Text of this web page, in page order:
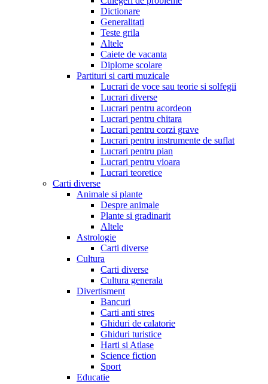
Dictionare
Generalitati
Teste grila
Altele
Caiete de vacanta
Diplome scolare
Partituri si carti muzicale
Lucrari de voce sau teorie si solfegii
Lucrari diverse
Lucrari pentru acordeon
Lucrari pentru chitara
Lucrari pentru corzi grave
Lucrari pentru instrumente de suflat
Lucrari pentru pian
Lucrari pentru vioara
Lucrari teoretice
Carti diverse
Animale si plante
Despre animale
Plante si gradinarit
Altele
Astrologie
Carti diverse
Cultura
Carti diverse
Cultura generala
Divertisment
Bancuri
Carti anti stres
Ghiduri de calatorie
Ghiduri turistice
Harti si Atlase
Science fiction
Sport
Educatie